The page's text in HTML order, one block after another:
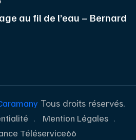
au fil de l’eau – Bernard
Tous droits réservés.
Mention Légales
Téléservice66